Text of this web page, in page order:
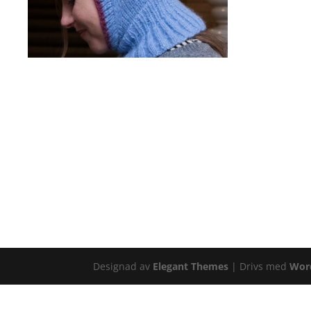
Designad av Elegant Themes | Drivs med